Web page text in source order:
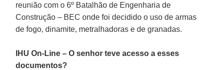
reunião com o 6º Batalhão de Engenharia de
Construção – BEC onde foi decidido o uso de armas
de fogo, dinamite, metralhadoras e de granadas.
IHU On-Line – O senhor teve acesso a esses
documentos?